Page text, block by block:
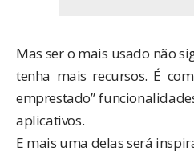
Mas ser o mais usado não
tenha mais recursos. É
emprestado”
aplicativos.
E mais uma delas será